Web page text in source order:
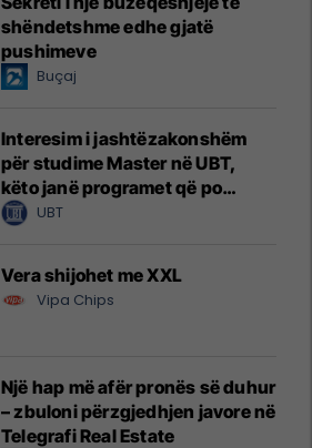
shëndetshme edhe gjatë
pushimeve
Buçaj
Interesim i jashtëzakonshëm
për studime Master në UBT,
këto janë programet që po
zgjedhin të rinjtë
UBT
Vera shijohet me XXL
Vipa Chips
Një hap më afër pronës së duhur
– zbuloni përzgjedhjen javore në
Telegrafi Real Estate